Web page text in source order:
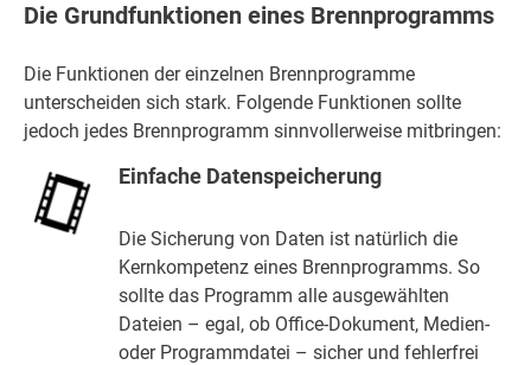
Die Grundfunktionen eines Brennprogramms
Die Funktionen der einzelnen Brennprogramme
unterscheiden sich stark. Folgende Funktionen sollte
jedoch jedes Brennprogramm sinnvollerweise mitbringen:
Einfache Datenspeicherung
Die Sicherung von Daten ist natürlich die
Kernkompetenz eines Brennprogramms. So
sollte das Programm alle ausgewählten
Dateien – egal, ob Office-Dokument, Medien-
oder Programmdatei – sicher und fehlerfrei